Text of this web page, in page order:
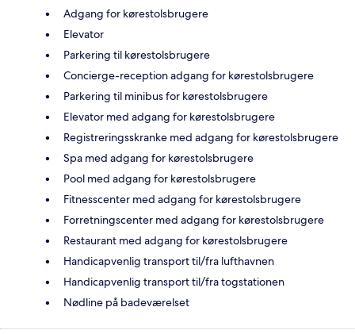
Adgang for kørestolsbrugere
Elevator
Parkering til kørestolsbrugere
Concierge-reception adgang for kørestolsbrugere
Parkering til minibus for kørestolsbrugere
Elevator med adgang for kørestolsbrugere
Registreringsskranke med adgang for kørestolsbrugere
Spa med adgang for kørestolsbrugere
Pool med adgang for kørestolsbrugere
Fitnesscenter med adgang for kørestolsbrugere
Forretningscenter med adgang for kørestolsbrugere
Restaurant med adgang for kørestolsbrugere
Handicapvenlig transport til/fra lufthavnen
Handicapvenlig transport til/fra togstationen
Nødline på badeværelset